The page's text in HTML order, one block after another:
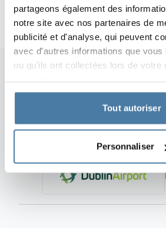
partageons également des
notre site avec nos partenaires de
publicité et d'analyse, qui peuvent
avec d'autres informations que vous
ou qu'ils ont collectées lors de votre
Tout autoriser
Personnaliser
design novateur
« Alsanit does offer
the products on offers
provided »